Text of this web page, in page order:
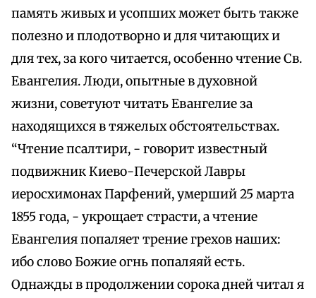
память живых и усопших может быть также
полезно и плодотворно и для читающих и
для тех, за кого читается, особенно чтение Св.
Евангелия. Люди, опытные в духовной
жизни, советуют читать Евангелие за
находящихся в тяжелых обстоятельствах.
“Чтение псалтири, - говорит известный
подвижник Киево-Печерской Лавры
иеросхимонах Парфений, умерший 25 марта
1855 года, - укрощает страсти, а чтение
Евангелия попаляет трение грехов наших:
ибо слово Божие огнь попаляяй есть.
Однажды в продолжении сорока дней читал я